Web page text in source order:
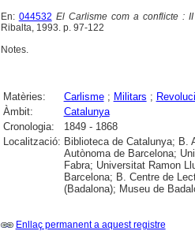
En: 044532 El Carlisme com a conflicte :
Ribalta, 1993. p. 97-122
Notes.
Matèries: Carlisme; Militars ;
Àmbit:
Catalunya
Cronologia:
1849 - 1868
Localització: Biblioteca de Catalunya; B.
Autònoma de Barcelona;
Fabra; Universitat Ramon
Barcelona; B. Centre de
(Badalona); Museu de
Enllaç permanent a aquest registre